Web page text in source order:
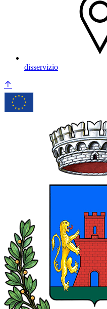
disservizio